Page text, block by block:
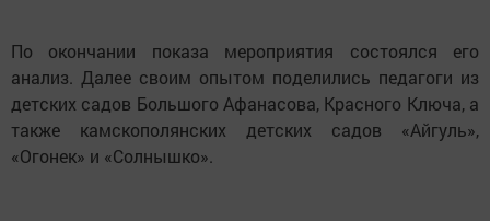
По окончании показа мероприятия состоялся его
анализ. Далее своим опытом поделились педагоги из
детских садов Большого Афанасова, Красного Ключа, а
также камскополянских детских садов «Айгуль»,
«Огонек» и «Солнышко».